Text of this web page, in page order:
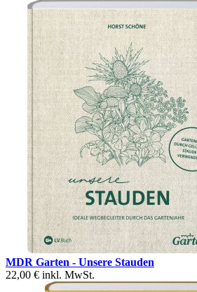
MDR Garten - Unsere Stauden
22,00 € inkl. MwSt.